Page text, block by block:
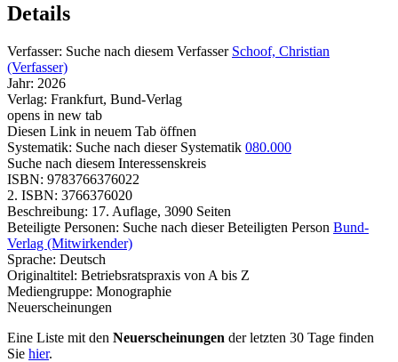
Details
Verfasser: Suche nach diesem Verfasser Schoof, Christian
(Verfasser)
Jahr: 2026
Verlag: Frankfurt, Bund-Verlag
opens in new tab
Diesen Link in neuem Tab öffnen
Systematik: Suche nach dieser Systematik 080.000
Suche nach diesem Interessenskreis
ISBN: 9783766376022
2. ISBN: 3766376020
Beschreibung: 17. Auflage, 3090 Seiten
Beteiligte Personen: Suche nach dieser Beteiligten Person Bund-
Verlag (Mitwirkender)
Sprache: Deutsch
Originaltitel: Betriebsratspraxis von A bis Z
Mediengruppe: Monographie
Neuerscheinungen
Eine Liste mit den Neuerscheinungen der letzten 30 Tage finden
Sie hier.